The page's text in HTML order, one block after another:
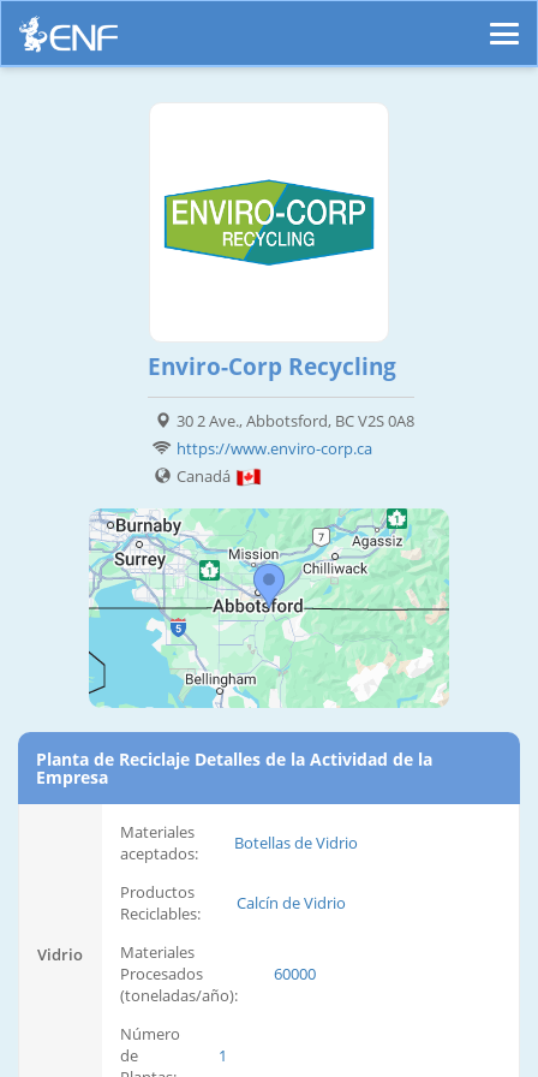
Enviro-Corp Recycling
30 2 Ave., Abbotsford, BC V2S 0A8
https://www.enviro-corp.ca
Canadá
Planta de Reciclaje Detalles de la Actividad de la
Empresa
Vidrio
Materiales
aceptados:
Botellas de Vidrio
Productos
Reciclables:
Calcín de Vidrio
Materiales
Procesados
(toneladas/año):
60000
Número
de
1